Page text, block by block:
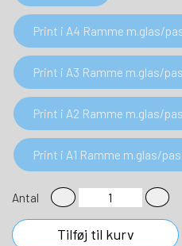
Print i A4 Ramme m.glas/
Print i A3 Ramme m.glas/
Print i A2 Ramme m.glas/
Print i A1 Ramme m.glas/
Antal
Tilføj til kurv